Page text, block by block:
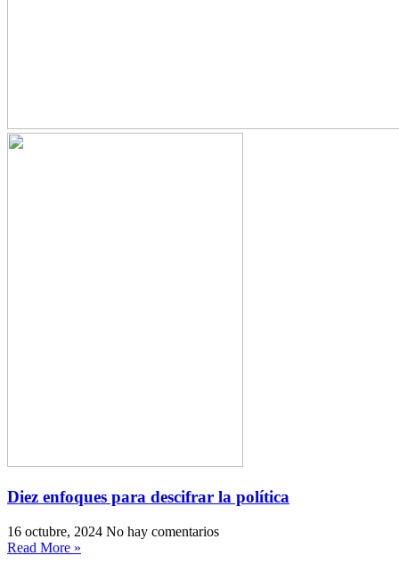
Diez enfoques para descifrar la política
16 octubre, 2024 No hay comentarios
Read More »